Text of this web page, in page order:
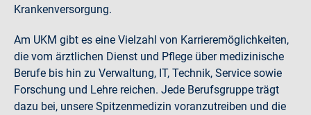
Krankenversorgung.
Am UKM gibt es eine Vielzahl von Karrieremöglichkeiten,
die vom ärztlichen Dienst und Pflege über medizinische
Berufe bis hin zu Verwaltung, IT, Technik, Service sowie
Forschung und Lehre reichen. Jede Berufsgruppe trägt
dazu bei, unsere Spitzenmedizin voranzutreiben und die